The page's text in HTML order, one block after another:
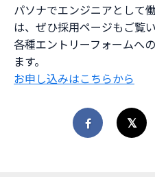
パソナでエンジニアとして
は、ぜひ採用ページもご覧い
各種エントリーフォームへ
ます。
お申し込みはこちらから